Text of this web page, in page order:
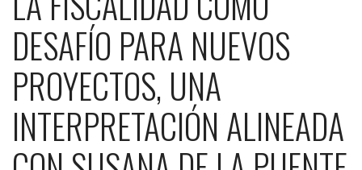
DESAFÍO PARA NUEVOS
PROYECTOS, UNA
INTERPRETACIÓN ALINEADA